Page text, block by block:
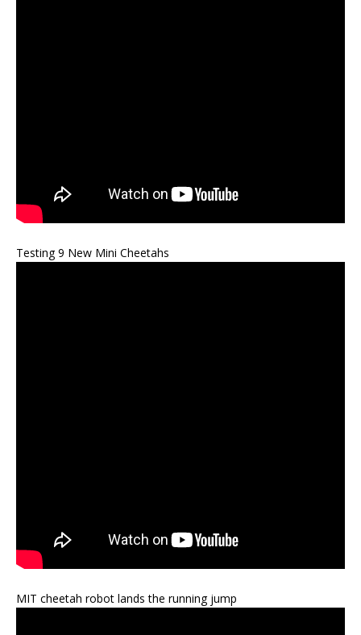
Testing 9 New Mini Cheetahs
MIT cheetah robot lands the running jump